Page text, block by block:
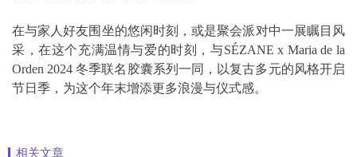
在与家人好友围坐的悠闲时刻，或是聚会派对中一展瞩目风
采，在这个充满温情与爱的时刻，与SÉZANE x Maria de la
Orden 2024 冬季联名胶囊系列一同，以复古多元的风格开启
节日季，为这个年末增添更多浪漫与仪式感。
相关文章